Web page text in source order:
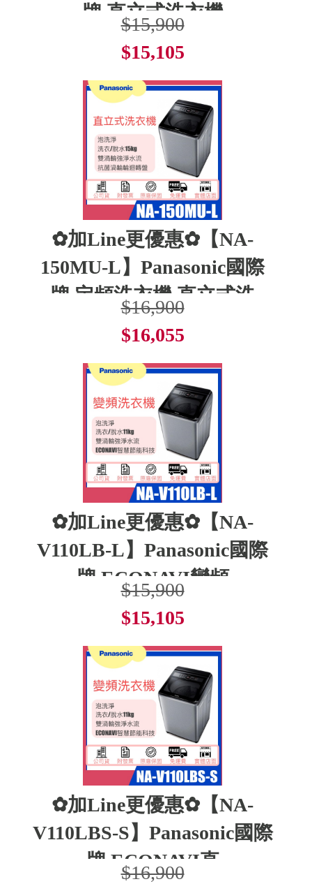
了解更多
牌 直立式洗衣機
$15,900
$15,105
了解更多
✿加Line更優惠✿【NA-
150MU-L】Panasonic國際
牌 定頻洗衣機 直立式洗
$16,900
$16,055
了解更多
✿加Line更優惠✿【NA-
V110LB-L】Panasonic國際
牌 ECONAVI變頻
$15,900
$15,105
✿加Line更優惠✿【NA-
V110LBS-S】Panasonic國際
牌 ECONAVI直
$16,900